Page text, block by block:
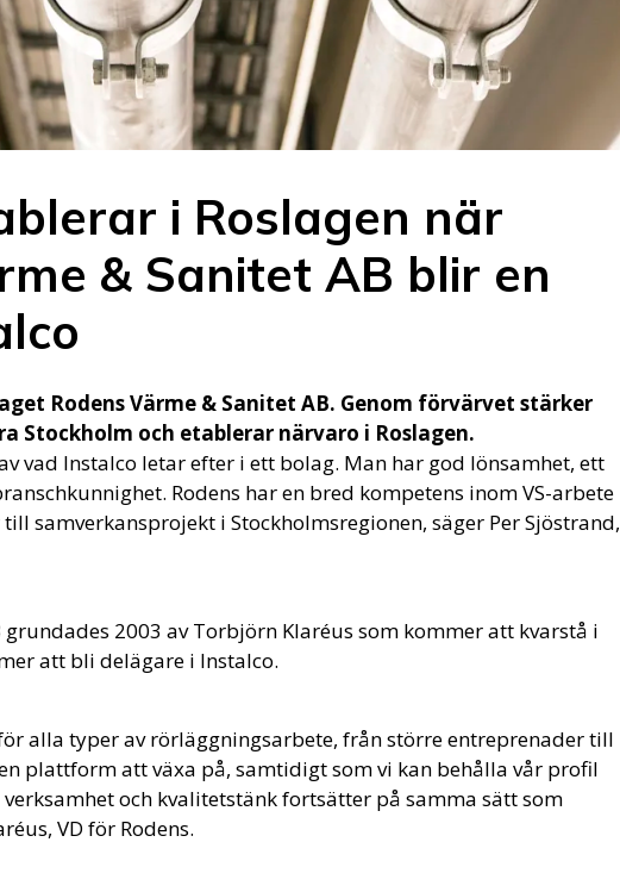
i Roslagen när
& Sanitet AB blir en
Rodens Värme & Sanitet AB. Genom förvärvet stärker
Stockholm och etablerar närvaro i Roslagen.
vad Instalco letar efter i ett bolag. Man har god lönsamhet, ett
Rodens har en bred kompetens inom VS-arbete
samverkansprojekt i Stockholmsregionen, säger Per Sjöstrand,
grundades 2003 av Torbjörn Klaréus som kommer att kvarstå i
att bli delägare i Instalco.
alla typer av rörläggningsarbete, från större entreprenader till
plattform att växa på, samtidigt som vi kan behålla vår profil
och kvalitetstänk fortsätter på samma sätt som
VD för Rodens.